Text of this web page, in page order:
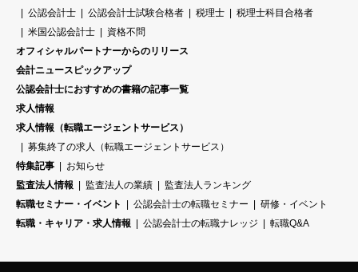
公認会計士
公認会計士試験合格者 税理士
税理士科目合格者
米国公認会計士
資格不問
オフィシャルパートナーからのリリース
会計ニュースピックアップ
公認会計士におすすめの書籍の記事一覧
求人情報
求人情報（転職エージェントサービス）
募集終了の求人（転職エージェントサービス）
特集記事
お知らせ
監査法人情報
監査法人の業績
監査法人ランキング
転職セミナー・イベント
公認会計士の転職セミナー
研修・イベント
転職・キャリア・求人情報
公認会計士の転職ナレッジ 転職Q&A